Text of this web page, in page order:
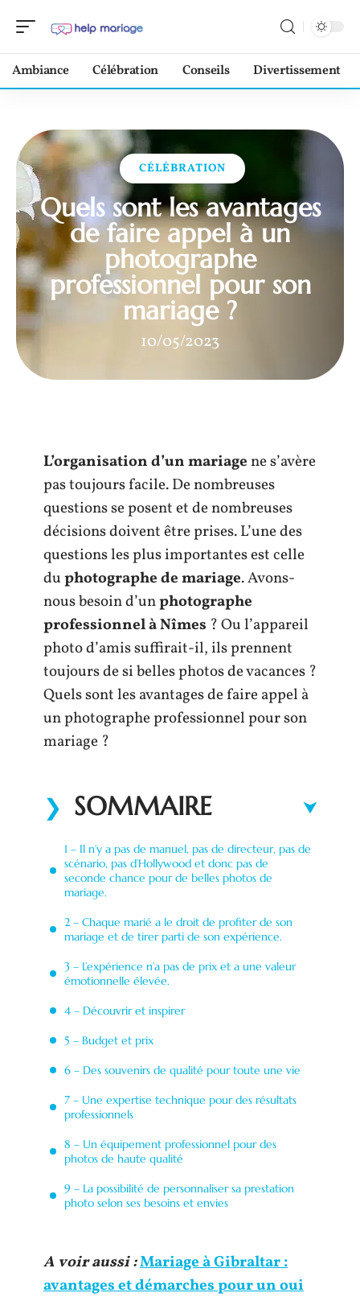
Ambiance Célébration Conseils Divertissement
CÉLÉBRATION
Quels sont les avantages
de faire appel à un
photographe
professionnel pour son
mariage ?
10/05/2023
L’organisation d’un mariagene s’avère
pas toujours facile. De nombreuses
questions se posent et de nombreuses
décisions doivent être prises. L’une des
questions les plus importantes est celle
duphotographe de mariage.Avons-
nous besoin d’unphotographe
professionnel à Nîmes ? Ou l’appareil
photo d’amis suffirait-il, ils prennent
toujours de si belles photos de vacances ?
Quels sont les avantages de faire appel à
un photographe professionnel pour son
mariage ?
SOMMAIRE
1 – Il n’y a pas de manuel, pas de directeur, pas de
scénario, pas d’Hollywood et donc pas de
seconde chance pour de belles photos de
mariage.
2 – Chaque marié a le droit de profiter de son
mariage et de tirer parti de son expérience.
3 – L’expérience n’a pas de prix et a une valeur
émotionnelle élevée.
4 – Découvrir et inspirer
5 – Budget et prix
6 – Des souvenirs de qualité pour toute une vie
7 – Une expertise technique pour des résultats
professionnels
8 – Un équipement professionnel pour des
photos de haute qualité
9 – La possibilité de personnaliser sa prestation
photo selon ses besoins et envies
A voir aussi :Mariage à Gibraltar :
avantages et démarches pour un oui